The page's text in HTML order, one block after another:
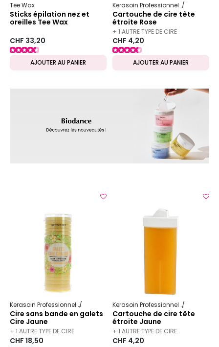
Tee Wax
Sticks épilation nez et
oreilles Tee Wax
CHF 33,20
AJOUTER AU PANIER
Kerasoin Professionnel
Cartouche de cire tête
étroite Rose
+ 1 AUTRE TYPE DE CIRE
DISPONIBLE
CHF 4,20
AJOUTER AU PANIER
Kerasoin Professionnel Esthétique Épilation professionnelle
Cire sans bande en galets
Cire Jaune
+ 1 AUTRE TYPE DE CIRE
DISPONIBLE
CHF 18,50
Kerasoin Professionnel
Cartouche de cire tête
étroite Jaune
+ 1 AUTRE TYPE DE CIRE
DISPONIBLE
CHF 4,20